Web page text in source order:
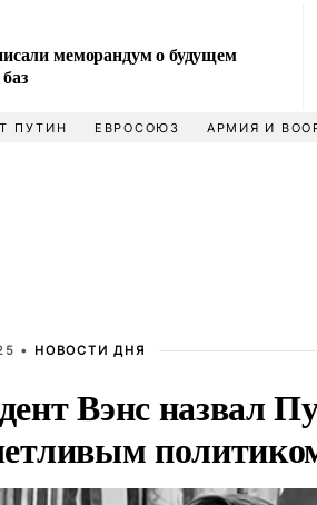
меморандум о будущем
ПУТИН ЕВРОСОЮЗ АРМИЯ И
• НОВОСТИ ДНЯ
Вэнс назвал